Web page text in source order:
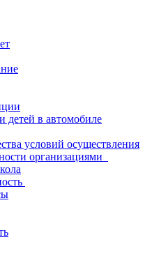
детей в автомобиле
условий осуществления
организациями